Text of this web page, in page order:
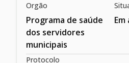
Orgão
Programa de saúde
dos servidores
municipais
Protocolo